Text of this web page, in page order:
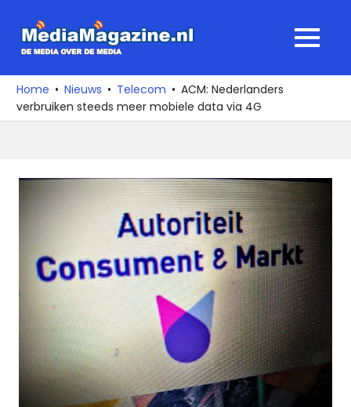
naar
media
over
de
MENU
Home Nieuws Telecom
ACM: Nederlanders
verbruiken steeds meer mobiele data via 4G